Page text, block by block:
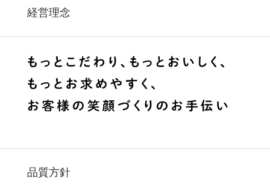
経営理念
品質方針